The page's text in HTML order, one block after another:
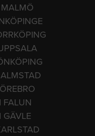
FALUN
GÄVLE